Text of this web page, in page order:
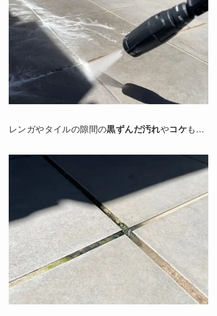
レンガやタイルの隙間の黒ずんだ汚れやコケも…